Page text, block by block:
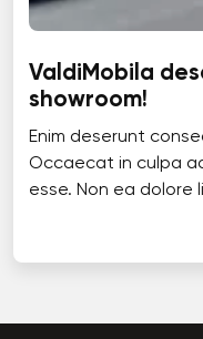
ValdiMobila
showroom!
Enim deserunt
Occaecat in culpa
esse. Non ea dolore